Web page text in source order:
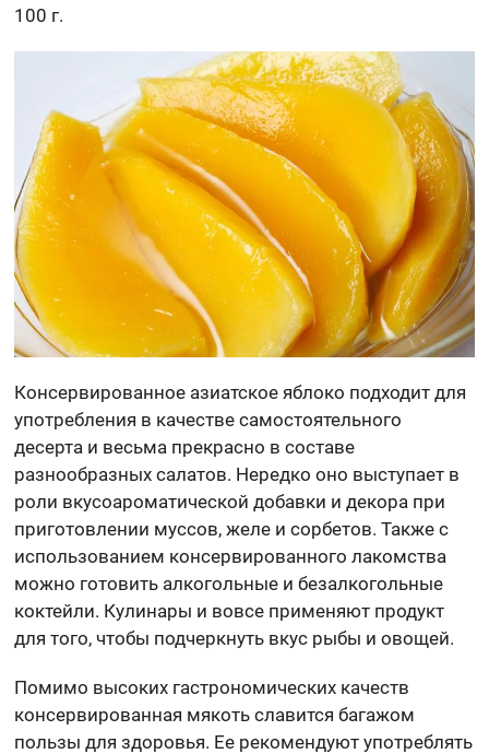
100 г.
Консервированное азиатское яблоко подходит для
употребления в качестве самостоятельного
десерта и весьма прекрасно в составе
разнообразных салатов. Нередко оно выступает в
роли вкусоароматической добавки и декора при
приготовлении муссов, желе и сорбетов. Также с
использованием консервированного лакомства
можно готовить алкогольные и безалкогольные
коктейли. Кулинары и вовсе применяют продукт
для того, чтобы подчеркнуть вкус рыбы и овощей.
Помимо высоких гастрономических качеств
консервированная мякоть славится багажом
пользы для здоровья. Ее рекомендуют употреблять